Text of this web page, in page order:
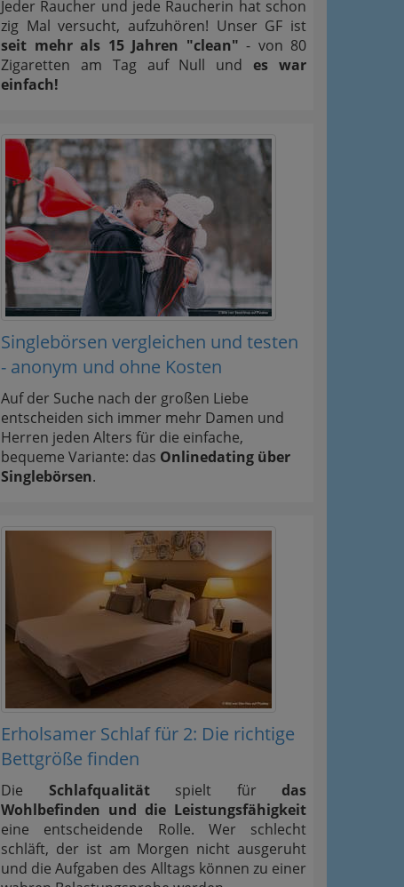
Jeder Raucher und jede Raucherin hat schon
zig Mal versucht, aufzuhören! Unser GF ist
seit mehr als 15 Jahren "clean" - von 80
Zigaretten am Tag auf Null undes war
einfach!
Singlebörsen vergleichen und testen
- anonym und ohne Kosten
Auf der Suche nach der großen Liebe
entscheiden sich immer mehr Damen und
Herren jeden Alters für die einfache,
bequeme Variante: das Onlinedating über
Singlebörsen.
Erholsamer Schlaf für 2: Die richtige
Bettgröße finden
Die Schlafqualitätspielt für das
Wohlbefinden und die Leistungsfähigkeit
eine entscheidende Rolle. Wer schlecht
schläft, der ist am Morgen nicht ausgeruht
und die Aufgaben des Alltags können zu einer